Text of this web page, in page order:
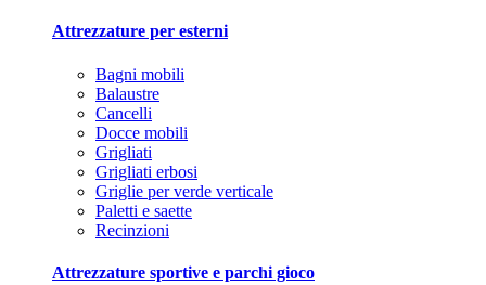
Attrezzature per esterni
Bagni mobili
Balaustre
Cancelli
Docce mobili
Grigliati
Grigliati erbosi
Griglie per verde verticale
Paletti e saette
Recinzioni
Attrezzature sportive e parchi gioco